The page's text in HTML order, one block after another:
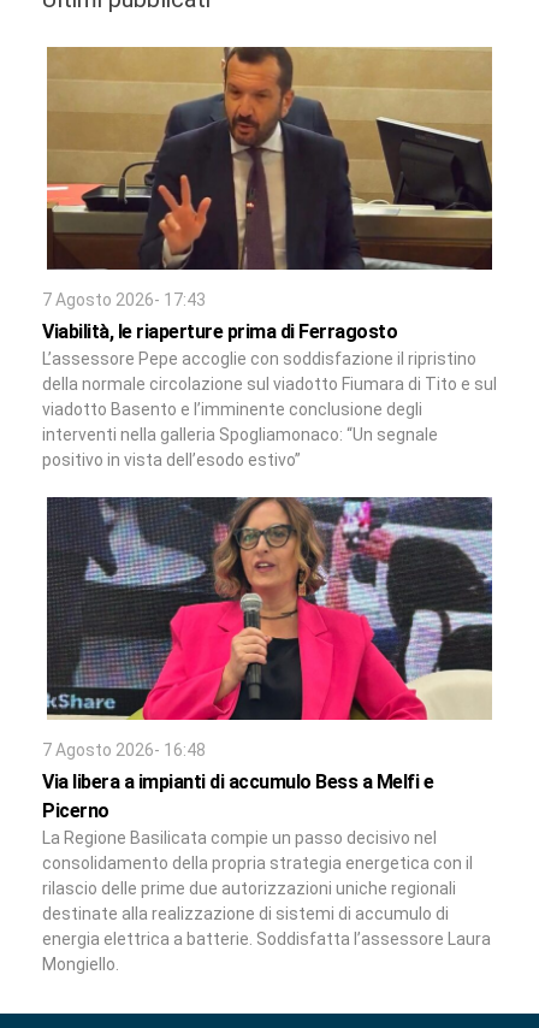
7 Agosto 2026- 17:43
Viabilità, le riaperture prima di Ferragosto
L’assessore Pepe accoglie con soddisfazione il ripristino
della normale circolazione sul viadotto Fiumara di Tito e sul
viadotto Basento e l’imminente conclusione degli
interventi nella galleria Spogliamonaco: “Un segnale
positivo in vista dell’esodo estivo”
7 Agosto 2026- 16:48
Via libera a impianti di accumulo Bess a Melfi e
Picerno
La Regione Basilicata compie un passo decisivo nel
consolidamento della propria strategia energetica con il
rilascio delle prime due autorizzazioni uniche regionali
destinate alla realizzazione di sistemi di accumulo di
energia elettrica a batterie. Soddisfatta l’assessore Laura
Mongiello.